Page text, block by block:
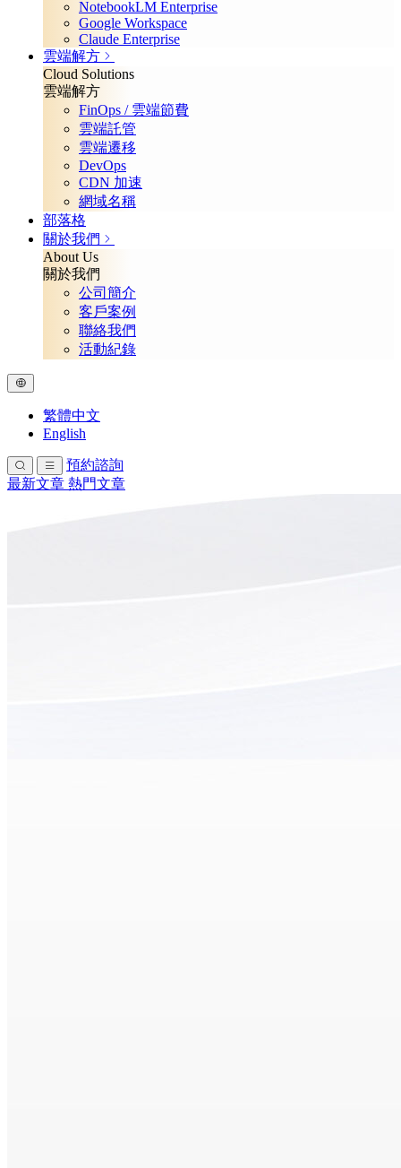
NotebookLM Enterprise
Google Workspace
Claude Enterprise
雲端解方
Cloud Solutions
雲端解方
FinOps / 雲端節費
雲端託管
雲端遷移
DevOps
CDN 加速
網域名稱
部落格
關於我們
About Us
關於我們
公司簡介
客戶案例
聯絡我們
活動紀錄
繁體中文
English
預約諮詢
最新文章 熱門文章